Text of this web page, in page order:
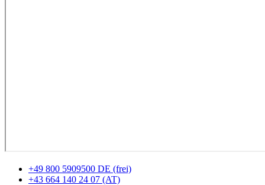
+49 800 5909500 DE (frei)
+43 664 140 24 07 (AT)